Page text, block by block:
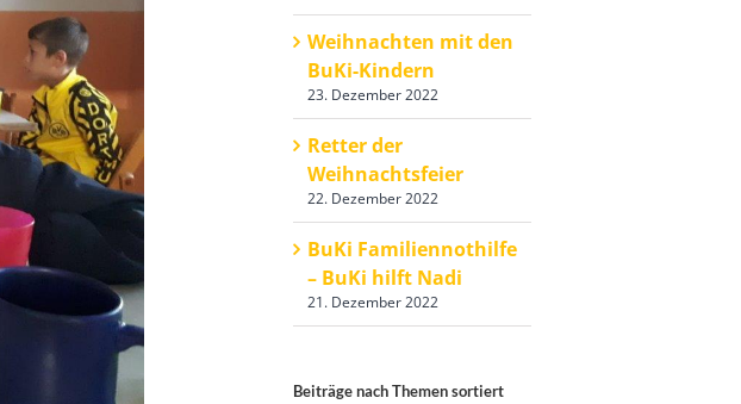
Weihnachten mit den
BuKi-Kindern
23. Dezember 2022
Retter der
Weihnachtsfeier
22. Dezember 2022
BuKi Familiennothilfe
– BuKi hilft Nadi
21. Dezember 2022
Beiträge nach Themen sortiert